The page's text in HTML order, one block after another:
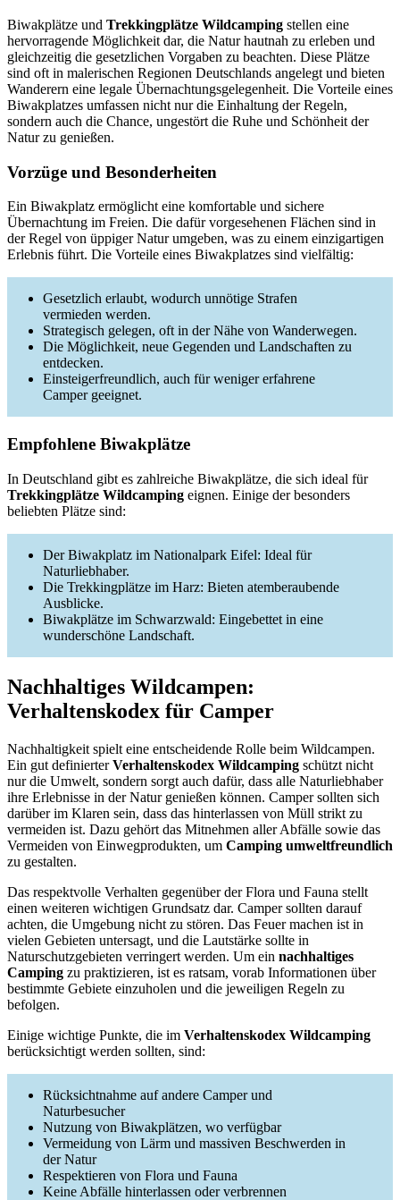
Biwakplätze und Trekkingplätze Wildcamping stellen eine
hervorragende Möglichkeit dar, die Natur hautnah zu erleben und
gleichzeitig die gesetzlichen Vorgaben zu beachten. Diese Plätze
sind oft in malerischen Regionen Deutschlands angelegt und bieten
Wanderern eine legale Übernachtungsgelegenheit. Die Vorteile eines
Biwakplatzes umfassen nicht nur die Einhaltung der Regeln,
sondern auch die Chance, ungestört die Ruhe und Schönheit der
Natur zu genießen.
Vorzüge und Besonderheiten
Ein Biwakplatz ermöglicht eine komfortable und sichere
Übernachtung im Freien. Die dafür vorgesehenen Flächen sind in
der Regel von üppiger Natur umgeben, was zu einem einzigartigen
Erlebnis führt. Die Vorteile eines Biwakplatzes sind vielfältig:
Gesetzlich erlaubt, wodurch unnötige Strafen
vermieden werden.
Strategisch gelegen, oft in der Nähe von Wanderwegen.
Die Möglichkeit, neue Gegenden und Landschaften zu
entdecken.
Einsteigerfreundlich, auch für weniger erfahrene
Camper geeignet.
Empfohlene Biwakplätze
In Deutschland gibt es zahlreiche Biwakplätze, die sich ideal für
Trekkingplätze Wildcamping eignen. Einige der besonders
beliebten Plätze sind:
Der Biwakplatz im Nationalpark Eifel: Ideal für
Naturliebhaber.
Die Trekkingplätze im Harz: Bieten atemberaubende
Ausblicke.
Biwakplätze im Schwarzwald: Eingebettet in eine
wunderschöne Landschaft.
Nachhaltiges Wildcampen:
Verhaltenskodex für Camper
Nachhaltigkeit spielt eine entscheidende Rolle beim Wildcampen.
Ein gut definierterVerhaltenskodex Wildcamping schützt nicht
nur die Umwelt, sondern sorgt auch dafür, dass alle Naturliebhaber
ihre Erlebnisse in der Natur genießen können. Camper sollten sich
darüber im Klaren sein, dass das hinterlassen von Müll strikt zu
vermeiden ist. Dazu gehört das Mitnehmen aller Abfälle sowie das
Vermeiden von Einwegprodukten, um Camping umweltfreundlich
zu gestalten.
Das respektvolle Verhalten gegenüber der Flora und Fauna stellt
einen weiteren wichtigen Grundsatz dar. Camper sollten darauf
achten, die Umgebung nicht zu stören. Das Feuer machen ist in
vielen Gebieten untersagt, und die Lautstärke sollte in
Naturschutzgebieten verringert werden. Um ein nachhaltiges
Camping zu praktizieren, ist es ratsam, vorab Informationen über
bestimmte Gebiete einzuholen und die jeweiligen Regeln zu
befolgen.
Einige wichtige Punkte, die im Verhaltenskodex Wildcamping
berücksichtigt werden sollten, sind:
Rücksichtnahme auf andere Camper und
Naturbesucher
Nutzung von Biwakplätzen, wo verfügbar
Vermeidung von Lärm und massiven Beschwerden in
der Natur
Respektieren von Flora und Fauna
Keine Abfälle hinterlassen oder verbrennen